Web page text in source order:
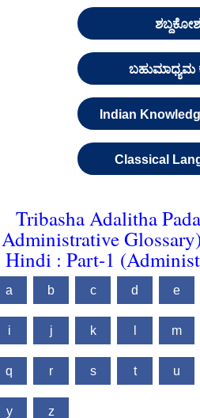
ಶಬ್ದಕೋಶ
ಬಹುಮಾಧ್ಯಮ
Indian
Classical
Tribasha Adalitha
Administrative
Hindi : Part-1
a b c d e
i j k m
q r s t u
y z